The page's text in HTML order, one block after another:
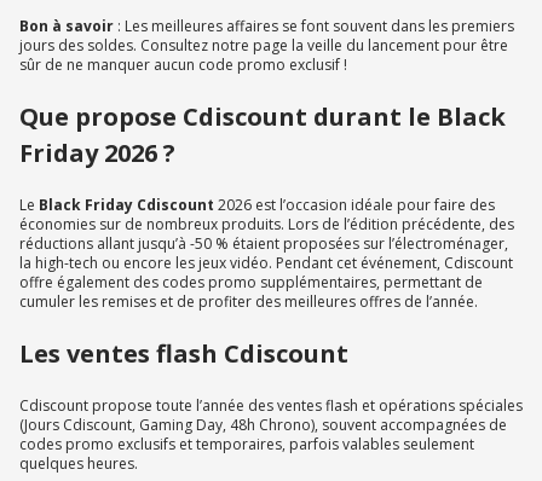
Bon à savoir : Les meilleures affaires se font souvent dans les premiers
jours des soldes. Consultez notre page la veille du lancement pour être
sûr de ne manquer aucun code promo exclusif !
Que propose Cdiscount durant le Black
Friday 2026 ?
Le Black Friday Cdiscount 2026 est l’occasion idéale pour faire des
économies sur de nombreux produits. Lors de l’édition précédente, des
réductions allant jusqu’à -50 % étaient proposées sur l’électroménager,
la high-tech ou encore les jeux vidéo. Pendant cet événement, Cdiscount
offre également des codes promo supplémentaires, permettant de
cumuler les remises et de profiter des meilleures offres de l’année.
Les ventes flash Cdiscount
Cdiscount propose toute l’année des ventes flash et opérations spéciales
(Jours Cdiscount, Gaming Day, 48h Chrono), souvent accompagnées de
codes promo exclusifs et temporaires, parfois valables seulement
quelques heures.